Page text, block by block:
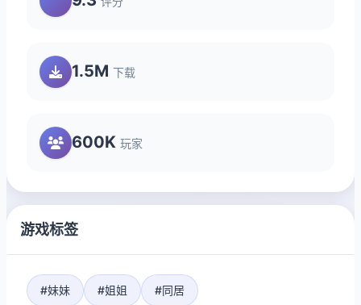
1.5M 下载
600K 玩家
游戏标签
#妹妹 #姐姐 #同居